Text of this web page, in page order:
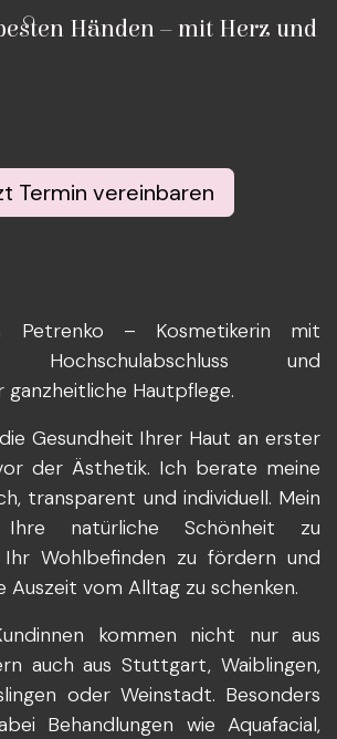
Händen – mit Herz und
Termin vereinbaren
Petrenko – Kosmetikerin mit
Hochschulabschluss und
ganzheitliche Hautpflege.
Gesundheit Ihrer Haut an erster
der Ästhetik. Ich berate meine
transparent und individuell. Mein
natürliche Schönheit zu
Ihr Wohlbefinden zu fördern und
Auszeit vom Alltag zu schenken.
kommen nicht nur aus
auch aus Stuttgart, Waiblingen,
oder Weinstadt. Besonders
Behandlungen wie Aquafacial,